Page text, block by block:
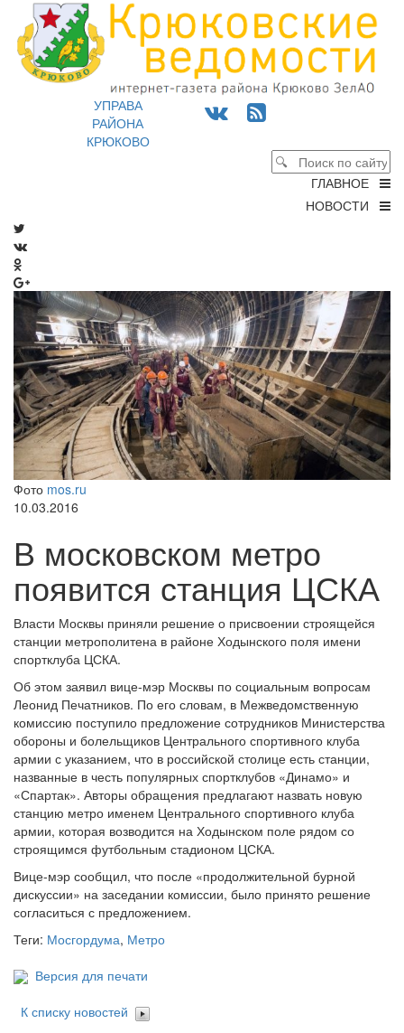
УПРАВА
РАЙОНА
КРЮКОВО
ГЛАВНОЕ
НОВОСТИ
Фото mos.ru
10.03.2016
В московском метро
появится станция ЦСКА
Власти Москвы приняли решение о присвоении строящейся
станции метрополитена в районе Ходынского поля имени
спортклуба ЦСКА.
Об этом заявил вице-мэр Москвы по социальным вопросам
Леонид Печатников. По его словам, в Межведомственную
комиссию поступило предложение сотрудников Министерства
обороны и болельщиков Центрального спортивного клуба
армии с указанием, что в российской столице есть станции,
названные в честь популярных спортклубов «Динамо» и
«Спартак». Авторы обращения предлагают назвать новую
станцию метро именем Центрального спортивного клуба
армии, которая возводится на Ходынском поле рядом со
строящимся футбольным стадионом ЦСКА.
Вице-мэр сообщил, что после «продолжительной бурной
дискуссии» на заседании комиссии, было принято решение
согласиться с предложением.
Теги: Мосгордума, Метро
Версия для печати
К списку новостей